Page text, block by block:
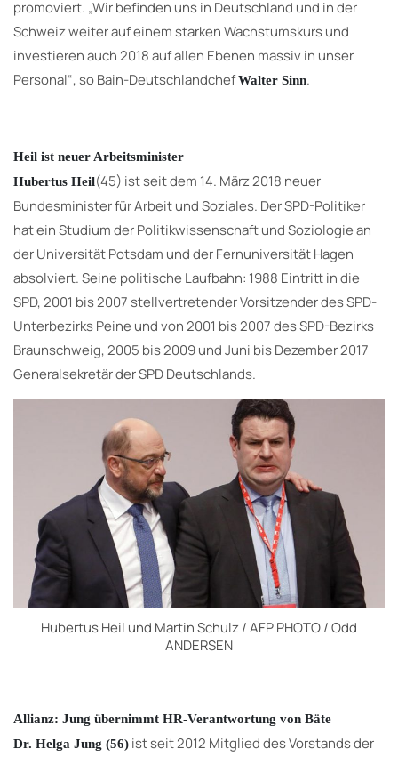
promoviert. „Wir befinden uns in Deutschland und in der
Schweiz weiter auf einem starken Wachstumskurs und
investieren auch 2018 auf allen Ebenen massiv in unser
Personal“, so Bain-DeutschlandchefWalter Sinn.
Heil ist neuer Arbeitsminister
Hubertus Heil(45) ist seit dem 14. März 2018 neuer
Bundesminister für Arbeit und Soziales. Der SPD-Politiker
hat ein Studium der Politikwissenschaft und Soziologie an
der Universität Potsdam und der Fernuniversität Hagen
absolviert. Seine politische Laufbahn: 1988 Eintritt in die
SPD, 2001 bis 2007 stellvertretender Vorsitzender des SPD-
Unterbezirks Peine und von 2001 bis 2007 des SPD-Bezirks
Braunschweig, 2005 bis 2009 und Juni bis Dezember 2017
Generalsekretär der SPD Deutschlands.
Hubertus Heil und Martin Schulz / AFP PHOTO / Odd
ANDERSEN
Allianz: Jung übernimmt HR-Verantwortung von Bäte
Dr. Helga Jung (56) ist seit 2012 Mitglied des Vorstands der